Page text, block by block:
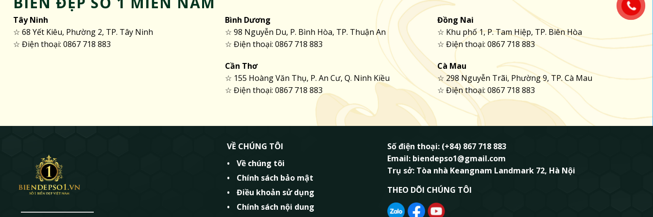
Tây Ninh
☆ 68 Yết Kiêu, Phường 2, TP. Tây Ninh
☆ Điện thoại: 0867 718 883
Bình Dương
☆ 98 Nguyễn Du, P. Bình Hòa, TP. Thuận An
☆ Điện thoại: 0867 718 883
Cần Thơ
☆ 155 Hoàng Văn Thụ, P. An Cư, Q. Ninh Kiều
☆ Điện thoại: 0867 718 883
Đồng Nai
☆ Khu phố 1, P. Tam Hiệp, TP. Biên Hòa
☆ Điện thoại: 0867 718 883
Cà Mau
☆ 298 Nguyễn Trãi, Phường 9, TP. Cà Mau
☆ Điện thoại: 0867 718 883
VỀ CHÚNG TÔI
Về chúng tôi
Chính sách bảo mật
Điều khoản sử dụng
Chính sách nội dung
Số điện thoại: (+84) 867 718 883
Email: biendepso1@gmail.com
Trụ sở: Tòa nhà Keangnam Landmark 72, Hà Nội
THEO DÕI CHÚNG TÔI